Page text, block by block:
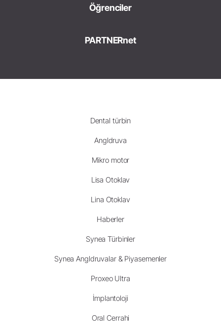
Öğrenciler
PARTNERnet
Dental türbin
Angldruva
Mikro motor
Lisa Otoklav
Lina Otoklav
Haberler
Synea Türbinler
Synea Angldruvalar & Piyasemenler
Proxeo Ultra
İmplantoloji
Oral Cerrahi